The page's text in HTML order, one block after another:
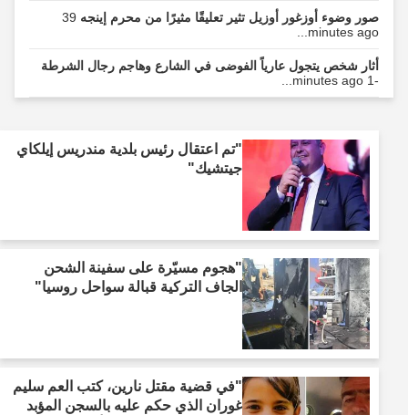
صور وضوء أوزغور أوزيل تثير تعليقًا مثيرًا من محرم إينجه39
minutes ago...
أثار شخص يتجول عارياً الفوضى في الشارع وهاجم رجال الشرطة
"تم اعتقال رئيس بلدية مندريس إيلكاي
جيتشيك"
"هجوم مسيّرة على سفينة الشحن
الجاف التركية قبالة سواحل روسيا"
"في قضية مقتل نارين، كتب العم سليم
غوران الذي حكم عليه بالسجن المؤبد